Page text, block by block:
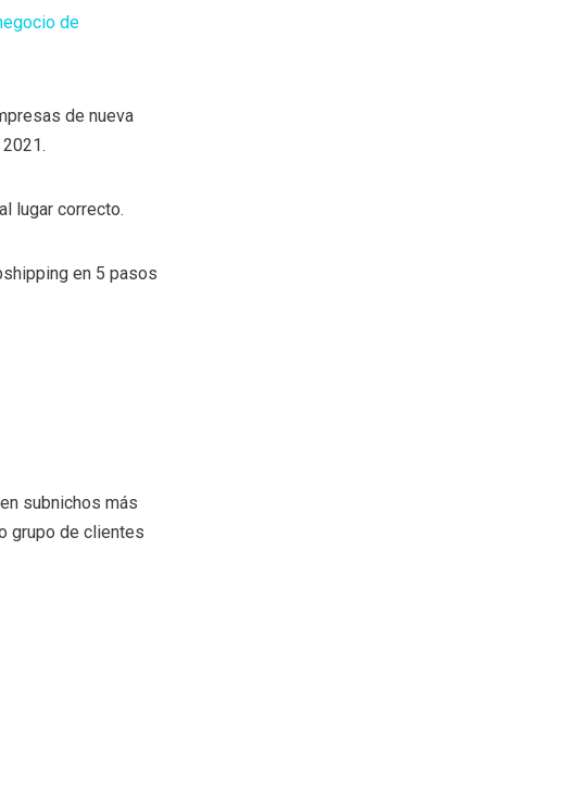
de
de nueva
lugar correcto.
en 5 pasos
subnichos más
grupo de clientes